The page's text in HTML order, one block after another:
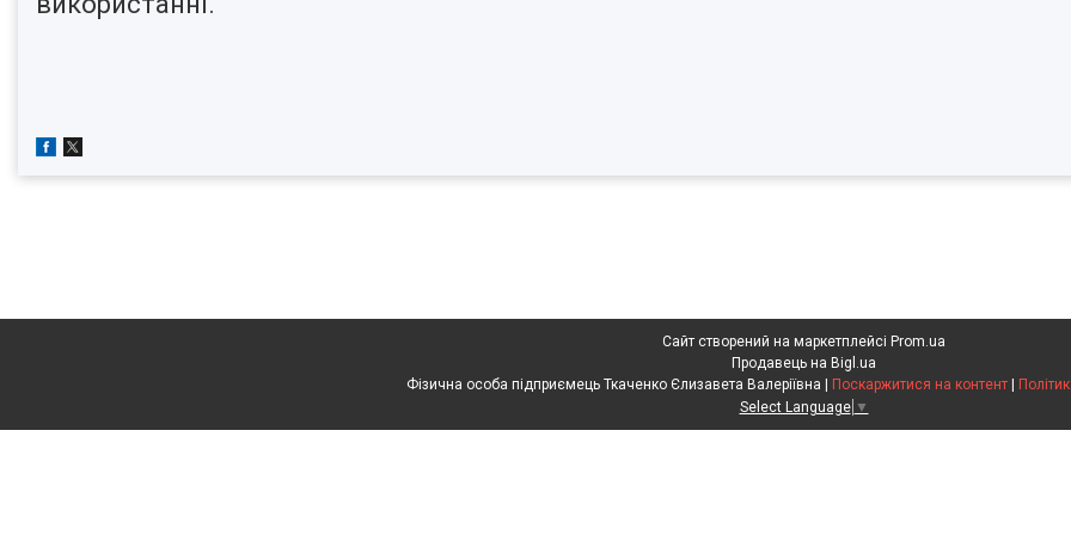
Сайт створений на маркетплейсі Prom.ua
Продавець на Bigl.ua
Поскаржитися на контент
Select Language ▼